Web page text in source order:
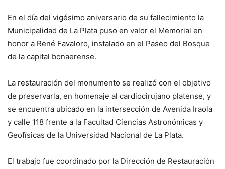
En el día del vigésimo aniversario de su fallecimiento la
Municipalidad de La Plata puso en valor el Memorial en
honor a René Favaloro, instalado en el Paseo del Bosque
de la capital bonaerense.
La restauración del monumento se realizó con el objetivo
de preservarla, en homenaje al cardiocirujano platense, y
se encuentra ubicado en la intersección de Avenida Iraola
y calle 118 frente a la Facultad Ciencias Astronómicas y
Geofísicas de la Universidad Nacional de La Plata.
El trabajo fue coordinado por la Dirección de Restauración